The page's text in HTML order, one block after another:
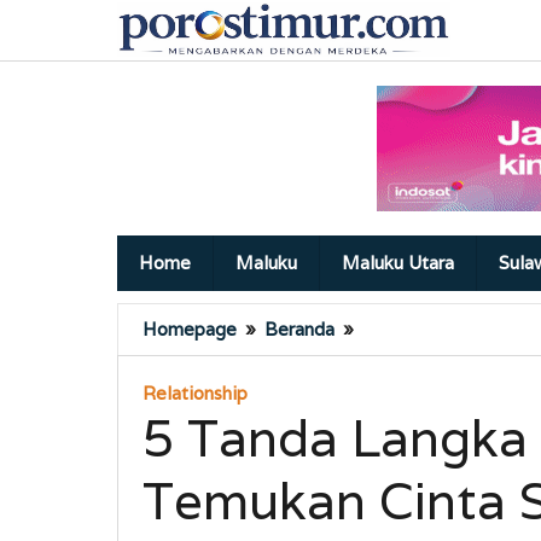
konten
Home Maluku Maluku Utara
Homepage » Beranda »
Tanda
Jadi
Bukti
Kamu
Temukan
Relationship
5 Tanda
Temukan Cinta